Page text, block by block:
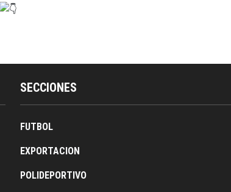
SECCIONES
FUTBOL
EXPORTACION
POLIDEPORTIVO